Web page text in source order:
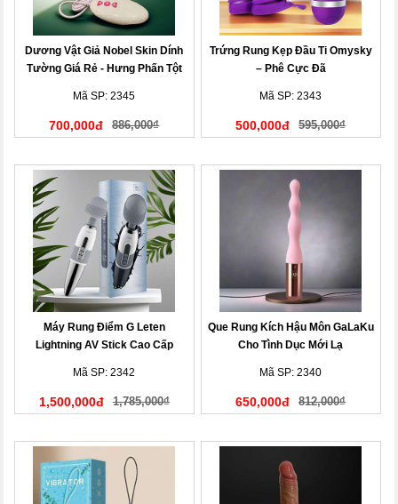
Dương Vật Giả Nobel Skin Dính
Tường Giá Rẻ - Hưng Phấn Tột
Mã SP: 2345
700,000đ 886,000₫
Trứng Rung Kẹp Đầu Ti Omysky
– Phê Cực Đã
Mã SP: 2343
500,000đ 595,000₫
Máy Rung Điểm G Leten
Lightning AV Stick Cao Cấp
Mã SP: 2342
1,500,000đ 1,785,000₫
Que Rung Kích Hậu Môn GaLaKu
Cho Tình Dục Mới Lạ
Mã SP: 2340
650,000đ 812,000₫